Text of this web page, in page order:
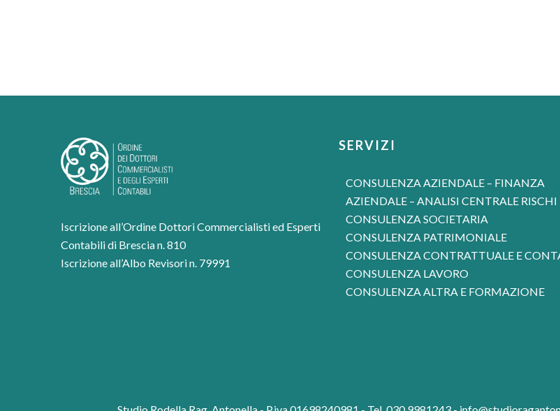
Iscrizione all’Ordine Dottori Commercialisti ed Esperti
Contabili di Brescia n. 810
Iscrizione all’Albo Revisori n. 79991
SERVIZI
CONSULENZA AZIENDALE – FINANZA
AZIENDALE – ANALISI CENTRALE RISCHI
CONSULENZA SOCIETARIA
CONSULENZA PATRIMONIALE
CONSULENZA CONTRATTUALE E
CONSULENZA LAVORO
CONSULENZA ALTRA E FORMAZIONE